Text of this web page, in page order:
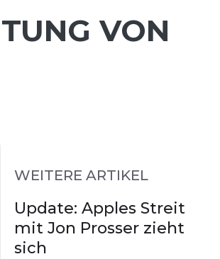
VON
WEITERE ARTIKEL
Update: Apples Streit
mit Jon Prosser zieht
sich